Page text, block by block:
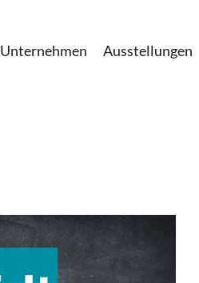
Unternehmen Ausstellungen